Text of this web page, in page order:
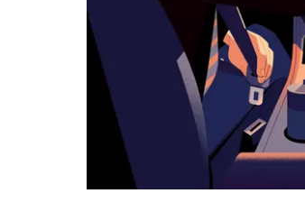
日
历。